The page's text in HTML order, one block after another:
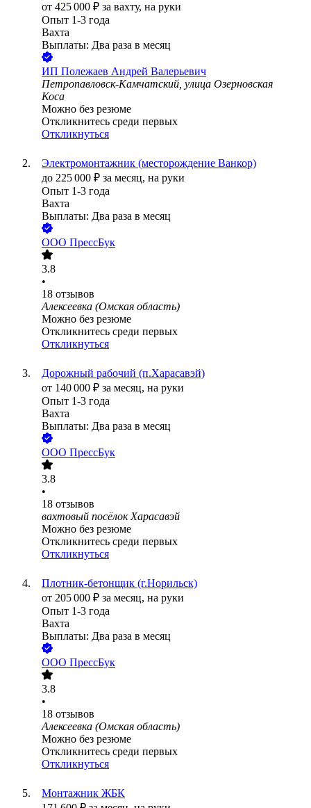
от 425 000 ₽ за вахту, на руки
Опыт 1-3 года
Вахта
Выплаты: Два раза в месяц
ИП Полежаев Андрей Валерьевич
Петропавловск-Камчатский, улица Озерновская
Коса
Можно без резюме
Откликнитесь среди первых
Откликнуться
Электромонтажник (месторождение Ванкор)
до 225 000 ₽ за месяц, на руки
Опыт 1-3 года
Вахта
Выплаты: Два раза в месяц
ООО ПрессБук
3.8
•
18 отзывов
Алексеевка (Омская область)
Можно без резюме
Откликнитесь среди первых
Откликнуться
Дорожный рабочий (п.Харасавэй)
от 140 000 ₽ за месяц, на руки
Опыт 1-3 года
Вахта
Выплаты: Два раза в месяц
ООО ПрессБук
3.8
•
18 отзывов
вахтовый посёлок Харасавэй
Можно без резюме
Откликнитесь среди первых
Откликнуться
Плотник-бетонщик (г.Норильск)
от 205 000 ₽ за месяц, на руки
Опыт 1-3 года
Вахта
Выплаты: Два раза в месяц
ООО ПрессБук
3.8
•
18 отзывов
Алексеевка (Омская область)
Можно без резюме
Откликнитесь среди первых
Откликнуться
Монтажник ЖБК